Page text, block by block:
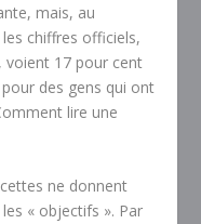
mais, au
chiffres officiels,
voient 17 pour cent
des gens qui ont
lire une
ne donnent
« objectifs ». Par